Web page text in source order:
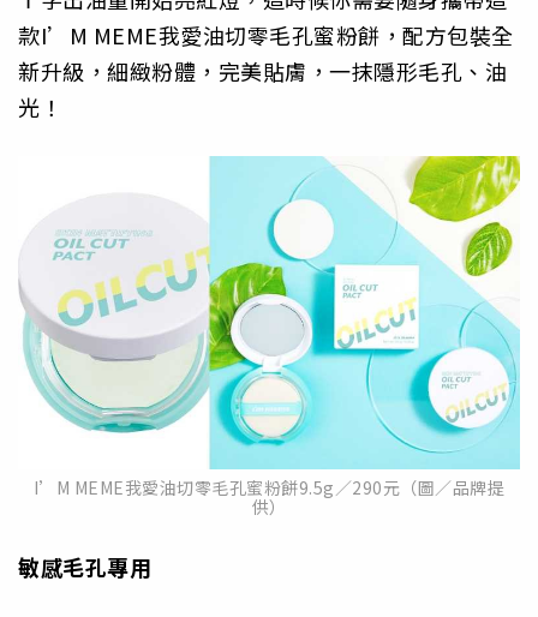
款I’M MEME我愛油切零毛孔蜜粉餅，配方包裝全
新升級，細緻粉體，完美貼膚，一抹隱形毛孔、油
光！
I’M MEME我愛油切零毛孔蜜粉餅9.5g／290元（圖／品牌提
供）
敏感毛孔專用